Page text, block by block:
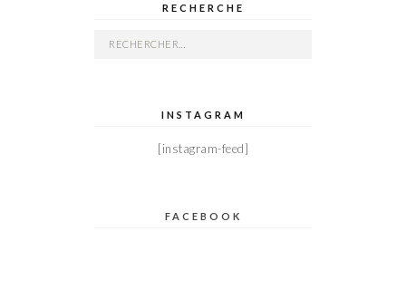
RECHERCHE
Rechercher :
INSTAGRAM
[instagram-feed]
FACEBOOK